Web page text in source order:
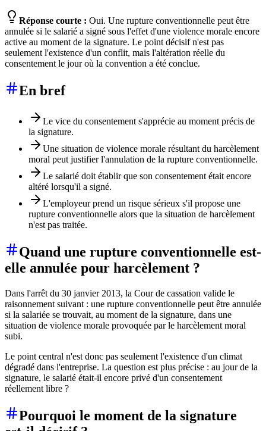
Réponse courte : Oui. Une rupture conventionnelle peut être
annulée si le salarié a signé sous l'effet d'une violence morale encore
active au moment de la signature. Le point décisif n'est pas
seulement l'existence d'un conflit, mais l'altération réelle du
consentement le jour où la convention a été conclue.
En bref
Le vice du consentement s'apprécie au moment précis de
la signature.
Une situation de violence morale résultant du harcèlement
moral peut justifier l'annulation de la rupture conventionnelle.
Le salarié doit établir que son consentement était encore
altéré lorsqu'il a signé.
L'employeur prend un risque sérieux s'il propose une
rupture conventionnelle alors que la situation de harcèlement
n'est pas traitée.
Quand une rupture conventionnelle est-
elle annulée pour harcèlement ?
Dans l'arrêt du 30 janvier 2013, la Cour de cassation valide le
raisonnement suivant : une rupture conventionnelle peut être annulée
si la salariée se trouvait, au moment de la signature, dans une
situation de violence morale provoquée par le harcèlement moral
subi.
Le point central n'est donc pas seulement l'existence d'un climat
dégradé dans l'entreprise. La question est plus précise : au jour de la
signature, le salarié était-il encore privé d'un consentement
réellement libre ?
Pourquoi le moment de la signature